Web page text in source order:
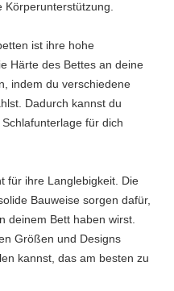
ist ihre hohe
Härte des Bettes an deine
indem du verschiedene
Dadurch kannst du
für dich
für ihre Langlebigkeit. Die
Bauweise sorgen dafür,
deinem Bett haben wirst.
Größen und Designs
kannst, das am besten zu